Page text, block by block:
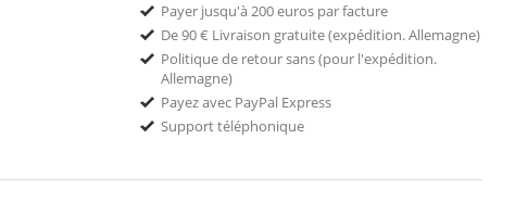
Payer jusqu'à 200 euros par facture
De 90 € Livraison gratuite (expédition. Allemagne)
Politique de retour sans (pour l'expédition.
Allemagne)
Payez avec PayPal Express
Support téléphonique